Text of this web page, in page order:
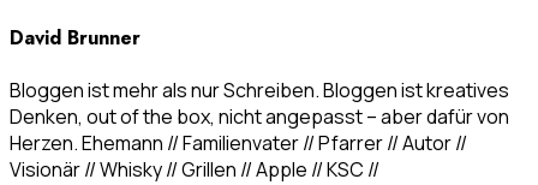
David Brunner
Bloggen ist mehr als nur Schreiben. Bloggen ist kreatives
Denken, out of the box, nicht angepasst – aber dafür von
Herzen. Ehemann // Familienvater // Pfarrer // Autor //
Visionär // Whisky // Grillen // Apple // KSC //